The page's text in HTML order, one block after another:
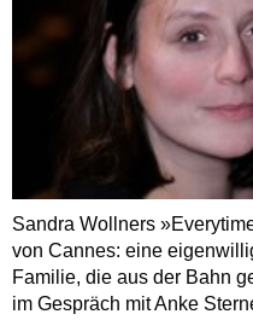
Sandra Wollners
von Cannes: eine
Familie, die aus der Bahn
im Gespräch mit Anke